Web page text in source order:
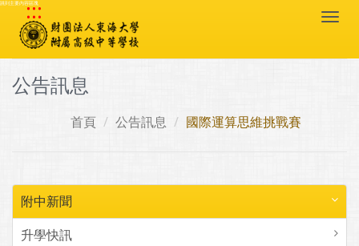
跳到主要內容區塊
:::
公告訊息
首頁 公告訊息 國際運算思維挑戰賽
附中新聞
升學快訊